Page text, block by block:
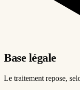
Base légale
Le traitement repose,